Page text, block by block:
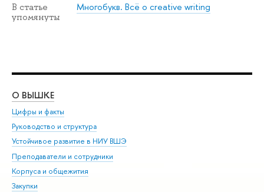
В статье
упомянуты
Многобукв. Всё о creative writing
О ВЫШКЕ
Цифры и факты
Руководство и структура
Устойчивое развитие в НИУ ВШЭ
Преподаватели и сотрудники
Корпуса и общежития
Закупки